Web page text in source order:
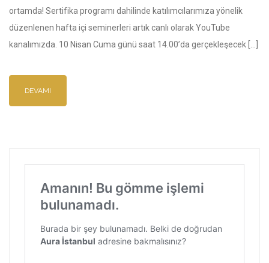
ortamda! Sertifika programı dahilinde katılımcılarımıza yönelik
düzenlenen hafta içi seminerleri artık canlı olarak YouTube
kanalımızda. 10 Nisan Cuma günü saat 14.00’da gerçekleşecek […]
DEVAMI